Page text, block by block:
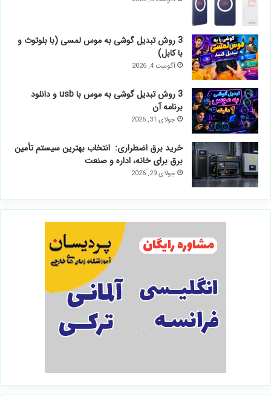
3 روش تبدیل گوشی به موس لمسی (با بلوتوث و
با کابل)
آگوست 4, 2026
3 روش تبدیل گوشی به موس با usb و دانلود
برنامه آن
جولای 31, 2026
خرید برق اضطراری: انتخاب بهترین سیستم تأمین
برق برای خانه، اداره و صنعت
جولای 29, 2026